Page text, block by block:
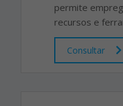
permite
recursos e
Consultar